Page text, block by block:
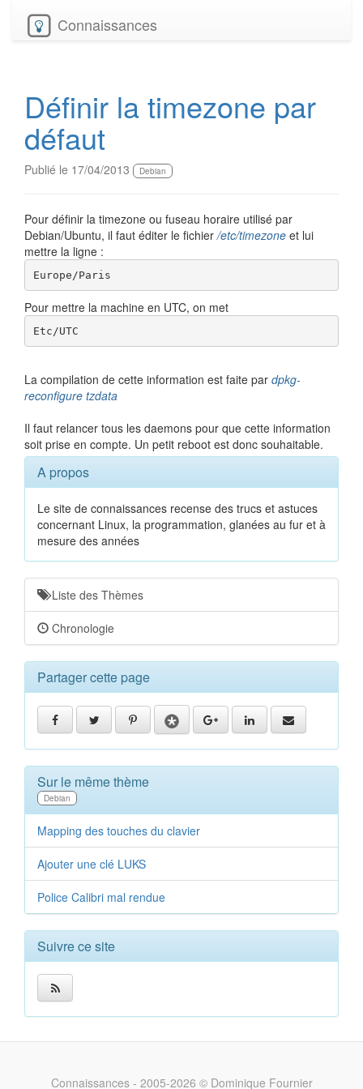
Connaissances
Définir la timezone par
défaut
Publié le 17/04/2013 Debian
Pour définir la timezone ou fuseau horaire utilisé par
Debian/Ubuntu, il faut éditer le fichier/etc/timezone et lui
mettre la ligne :
Europe/Paris
Pour mettre la machine en UTC, on met
Etc/UTC
La compilation de cette information est faite par dpkg-
reconfigure tzdata
Il faut relancer tous les daemons pour que cette information
soit prise en compte. Un petit reboot est donc souhaitable.
A propos
Le site de connaissances recense des trucs et astuces
concernant Linux, la programmation, glanées au fur et à
mesure des années
Liste des Thèmes
Chronologie
Partager cette page
Sur le même thème
Debian
Mapping des touches du clavier
Ajouter une clé LUKS
Police Calibri mal rendue
Suivre ce site
Connaissances - 2005-2026 © Dominique Fournier